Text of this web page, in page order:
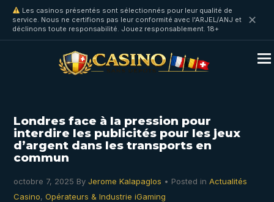
Les casinos présentés sont sélectionnés pour leur qualité de
service. Nous ne certifions pas leur conformité avec l'ARJEL/ANJ et
déclinons toute responsabilité. Jouez responsablement. 18+
✕
Londres face à la pression pour
interdire les publicités pour les jeux
d’argent dans les transports en
commun
octobre 7, 2025 By Jerome Kalapaglos • Posted in Actualités
Casino, Opérateurs & Industrie iGaming